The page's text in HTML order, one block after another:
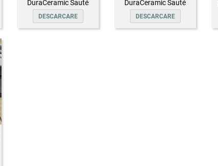
DuraCeramic Sauté
DESCARCARE
DuraCeramic Sauté
DESCARCARE